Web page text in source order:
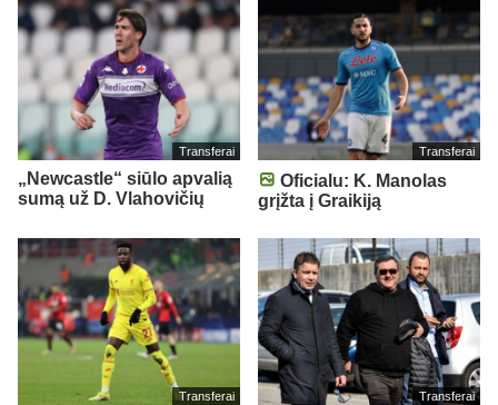
Transferai
„Newcastle“ siūlo apvalią
sumą už D. Vlahovičių
Transferai
Oficialu: K. Manolas
grįžta į Graikiją
Transferai Transferai